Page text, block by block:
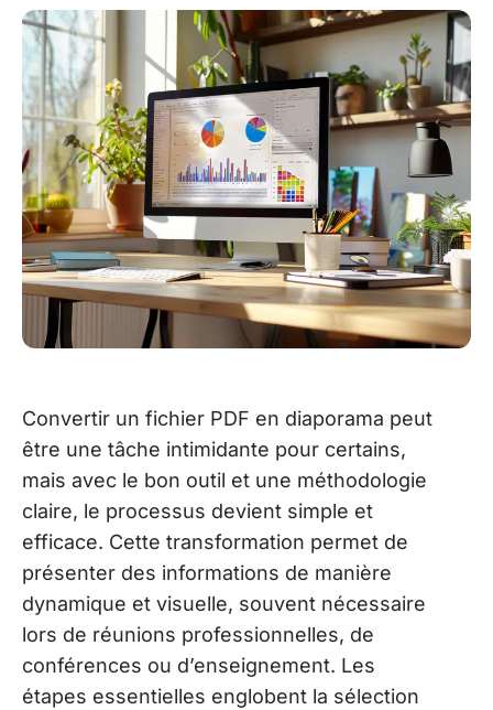
Convertir un fichier PDF en diaporama peut
être une tâche intimidante pour certains,
mais avec le bon outil et une méthodologie
claire, le processus devient simple et
efficace. Cette transformation permet de
présenter des informations de manière
dynamique et visuelle, souvent nécessaire
lors de réunions professionnelles, de
conférences ou d’enseignement. Les
étapes essentielles englobent la sélection